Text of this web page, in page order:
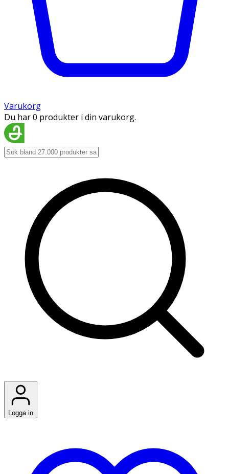
Varukorg
Du har 0 produkter i din varukorg.
Logga in